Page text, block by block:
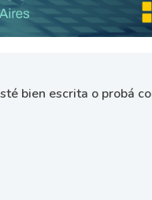
bien escrita o probá